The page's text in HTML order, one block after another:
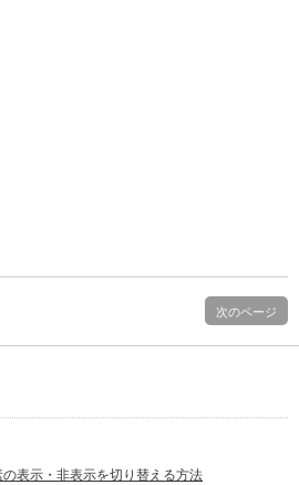
次のページ
表示・非表示を切り替える方法